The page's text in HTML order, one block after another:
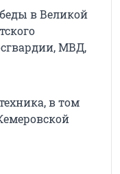
в Великой
МВД,
в том